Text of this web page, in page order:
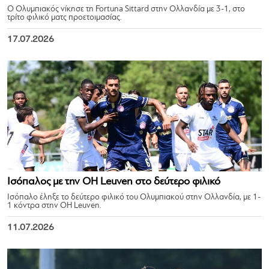
Ο Ολυμπιακός νίκησε τη Fortuna Sittard στην Ολλανδία με 3-1, στο
τρίτο φιλικό ματς προετοιμασίας.
17.07.2026
Ισόπαλος με την OH Leuven στο δεύτερο φιλικό
Ισόπαλο έληξε το δεύτερο φιλικό του Ολυμπιακού στην Ολλανδία, με 1-
1 κόντρα στην OH Leuven.
11.07.2026